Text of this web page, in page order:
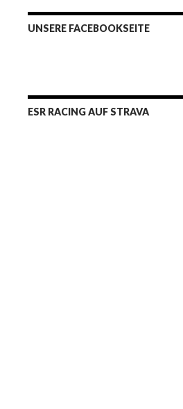
UNSERE FACEBOOKSEITE
ESR RACING AUF STRAVA